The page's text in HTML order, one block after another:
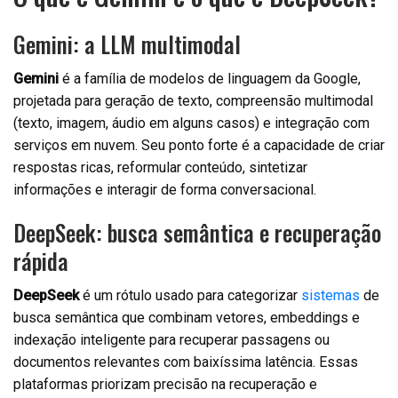
Gemini: a LLM multimodal
Gemini é a família de modelos de linguagem da Google,
projetada para geração de texto, compreensão multimodal
(texto, imagem, áudio em alguns casos) e integração com
serviços em nuvem. Seu ponto forte é a capacidade de criar
respostas ricas, reformular conteúdo, sintetizar
informações e interagir de forma conversacional.
DeepSeek: busca semântica e recuperação
rápida
DeepSeeké um rótulo usado para categorizar sistemas de
busca semântica que combinam vetores, embeddings e
indexação inteligente para recuperar passagens ou
documentos relevantes com baixíssima latência. Essas
plataformas priorizam precisão na recuperação e